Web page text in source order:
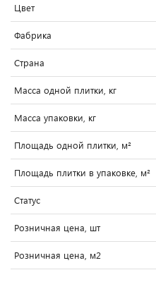
Цвет
Фабрика
Страна
Масса одной плитки, кг
Масса упаковки, кг
Площадь одной плитки, м²
Площадь плитки в упаковке, м²
Статус
Розничная цена, шт
Розничная цена, м2